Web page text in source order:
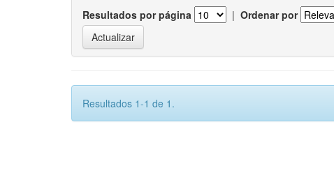
Resultados por página | Ordenar por
Resultados 1-1 de 1.